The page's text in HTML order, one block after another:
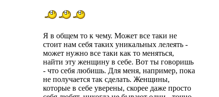
Я в общем то к чему. Может все таки не
стоит нам себя таких уникальных лелеять -
может нужно все таки как то меняться,
найти эту женщину в себе. Вот ты говоришь
- что себя любишь. Для меня, например, пока
не получается так сделать. Женщины,
которые в себе уверены, скорее даже просто